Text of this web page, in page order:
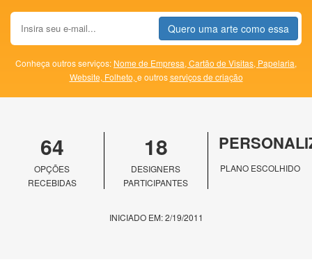
Quero uma arte como essa
Conheça outros serviços: Nome de Empresa, Cartão de Visitas, Papelaria,
Website, Folheto, e outrosserviços de criação
64
OPÇÕES
RECEBIDAS
18
DESIGNERS
PARTICIPANTES
PLANO ESCOLHIDO
INICIADO EM: 2/19/2011